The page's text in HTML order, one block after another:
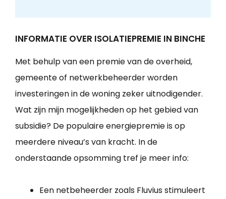
INFORMATIE OVER ISOLATIEPREMIE IN BINCHE
Met behulp van een premie van de overheid,
gemeente of netwerkbeheerder worden
investeringen in de woning zeker uitnodigender.
Wat zijn mijn mogelijkheden op het gebied van
subsidie? De populaire energiepremie is op
meerdere niveau’s van kracht. In de
onderstaande opsomming tref je meer info:
Een netbeheerder zoals Fluvius stimuleert